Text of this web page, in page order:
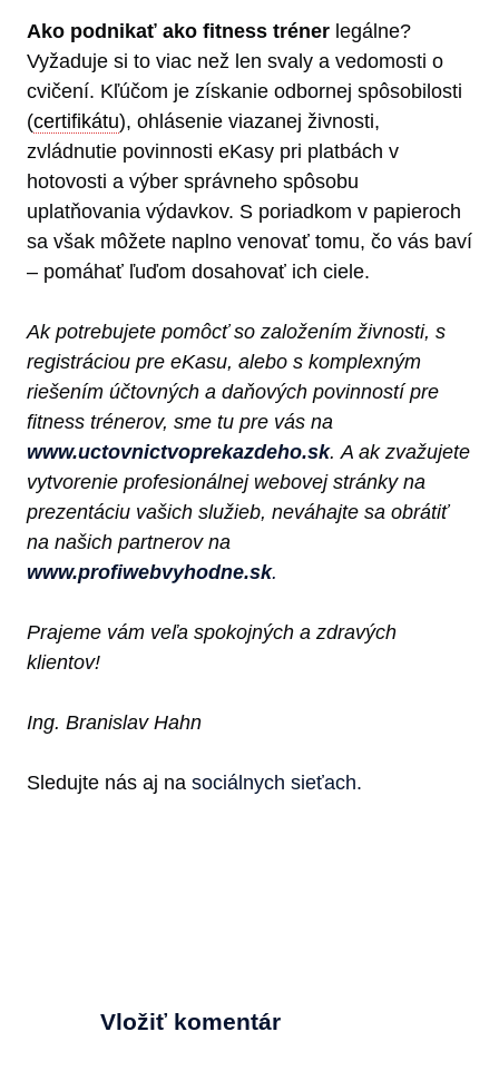
Ako podnikať ako fitness tréner legálne?
Vyžaduje si to viac než len svaly a vedomosti o
cvičení. Kľúčom je získanie odbornej spôsobilosti
(certifikátu), ohlásenie viazanej živnosti,
zvládnutie povinnosti eKasy pri platbách v
hotovosti a výber správneho spôsobu
uplatňovania výdavkov. S poriadkom v papieroch
sa však môžete naplno venovať tomu, čo vás baví
– pomáhať ľuďom dosahovať ich ciele.
Ak potrebujete pomôcť so založením živnosti, s
registráciou pre eKasu, alebo s komplexným
riešením účtovných a daňových povinností pre
fitness trénerov, sme tu pre vás na
www.uctovnictvoprekazdeho.sk. A ak zvažujete
vytvorenie profesionálnej webovej stránky na
prezentáciu vašich služieb, neváhajte sa obrátiť
na našich partnerov na
www.profiwebvyhodne.sk.
Prajeme vám veľa spokojných a zdravých
klientov!
Ing. Branislav Hahn
Sledujte nás aj na sociálnych sieťach.
Vložiť komentár